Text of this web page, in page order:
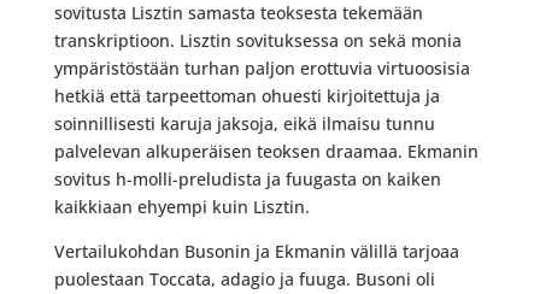
sovitusta Lisztin samasta teoksesta tekemään
transkriptioon. Lisztin sovituksessa on sekä monia
ympäristöstään turhan paljon erottuvia virtuoosisia
hetkiä että tarpeettoman ohuesti kirjoitettuja ja
soinnillisesti karuja jaksoja, eikä ilmaisu tunnu
palvelevan alkuperäisen teoksen draamaa. Ekmanin
sovitus h-molli-preludista ja fuugasta on kaiken
kaikkiaan ehyempi kuin Lisztin.
Vertailukohdan Busonin ja Ekmanin välillä tarjoaa
puolestaan Toccata, adagio ja fuuga. Busoni oli